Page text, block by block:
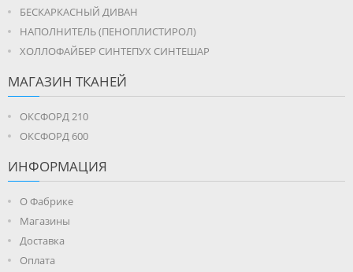
БЕСКАРКАСНЫЙ ДИВАН
НАПОЛНИТЕЛЬ (ПЕНОПЛИСТИРОЛ)
ХОЛЛОФАЙБЕР СИНТЕПУХ СИНТЕШАР
МАГАЗИН ТКАНЕЙ
ОКСФОРД 210
ОКСФОРД 600
ИНФОРМАЦИЯ
О Фабрике
Магазины
Доставка
Оплата